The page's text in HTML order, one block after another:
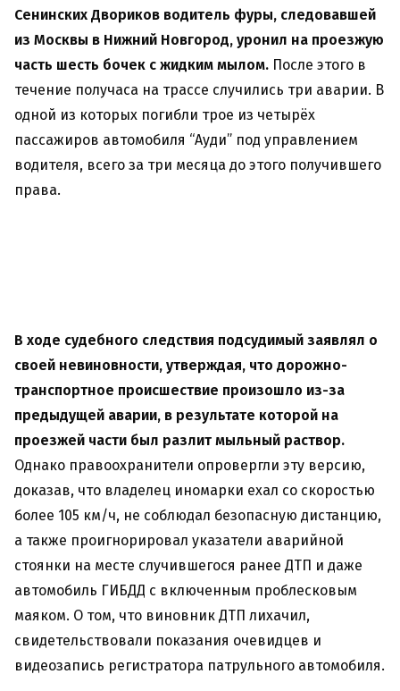
Сенинских Двориков водитель фуры, следовавшей
из Москвы в Нижний Новгород, уронил на проезжую
часть шесть бочек с жидким мылом. После этого в
течение получаса на трассе случились три аварии. В
одной из которых погибли трое из четырёх
пассажиров автомобиля “Ауди” под управлением
водителя, всего за три месяца до этого получившего
права.
В ходе судебного следствия подсудимый заявлял о
своей невиновности, утверждая, что дорожно-
транспортное происшествие произошло из-за
предыдущей аварии, в результате которой на
проезжей части был разлит мыльный раствор.
Однако правоохранители опровергли эту версию,
доказав, что владелец иномарки ехал со скоростью
более 105 км/ч, не соблюдал безопасную дистанцию,
а также проигнорировал указатели аварийной
стоянки на месте случившегося ранее ДТП и даже
автомобиль ГИБДД с включенным проблесковым
маяком. О том, что виновник ДТП лихачил,
свидетельствовали показания очевидцев и
видеозапись регистратора патрульного автомобиля.